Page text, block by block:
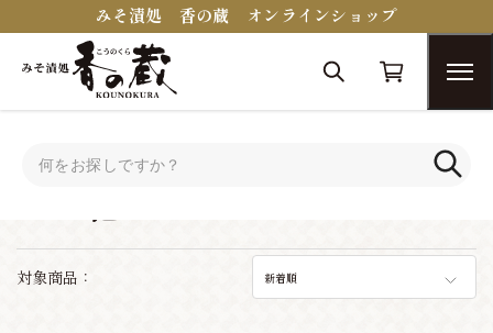
みそ漬処 香の蔵 オンラインショップ
対象商品： 新着順